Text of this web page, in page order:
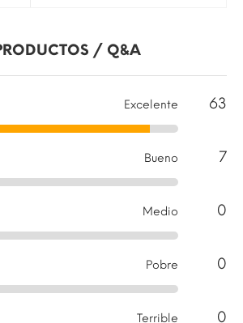
/ Q&A
Excelente 63
Bueno 7
Medio 0
Pobre 0
Terrible 0